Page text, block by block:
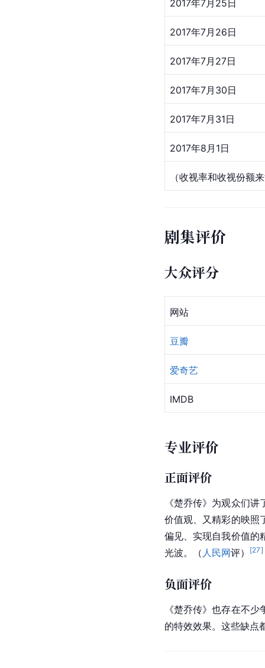
2017年7月25日
2017年7月26日
2017年7月27日
2017年7月30日
2017年7月31日
2017年8月1日
（收视率和收视份额
剧集评价
大众评分
网站
豆瓣
爱奇艺
IMDB
专业评价
正面评价
《楚乔传》为观众们
价值观、又精彩的映照
偏见、实现自我价值的
光波。（ 人民网评） [27]
负面评价
《楚乔传》也存在不
的特效效果。这些缺点